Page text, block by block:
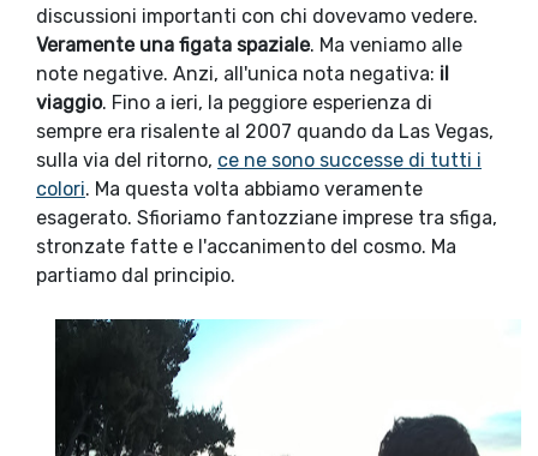
discussioni importanti con chi dovevamo vedere.
Veramente una figata spaziale. Ma veniamo alle
note negative. Anzi, all'unica nota negativa: il
viaggio. Fino a ieri, la peggiore esperienza di
sempre era risalente al 2007 quando da Las Vegas,
sulla via del ritorno, ce ne sono successe di tutti i
colori. Ma questa volta abbiamo veramente
esagerato. Sfioriamo fantozziane imprese tra sfiga,
stronzate fatte e l'accanimento del cosmo. Ma
partiamo dal principio.